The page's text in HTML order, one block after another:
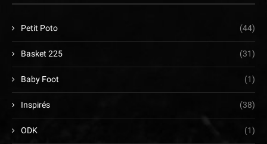
Petit Poto (44)
Basket 225 (31)
Baby Foot (1)
Inspirés (38)
ODK (1)